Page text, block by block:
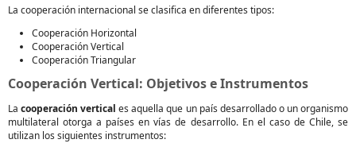
La cooperación internacional se clasifica en diferentes tipos:
Cooperación Horizontal
Cooperación Vertical
Cooperación Triangular
Cooperación Vertical: Objetivos e Instrumentos
Lacooperación vertical es aquella que un país desarrollado o un organismo
multilateral otorga a países en vías de desarrollo. En el caso de Chile, se
utilizan los siguientes instrumentos: